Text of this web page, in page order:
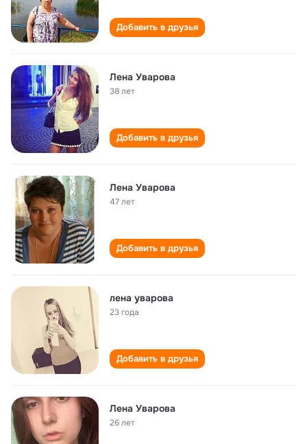
Добавить в друзья
Лена Уварова
38 лет
Добавить в друзья
Лена Уварова
47 лет
Добавить в друзья
лена уварова
23 года
Добавить в друзья
Лена Уварова
26 лет